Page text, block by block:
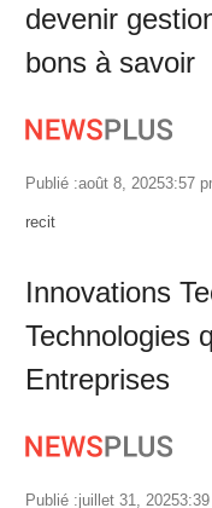
devenir
bons à savoir
Publié :août 8, 20253:57
Author
recit
Innovations
Technologies
Entreprises
Publié :juillet 31, 2025